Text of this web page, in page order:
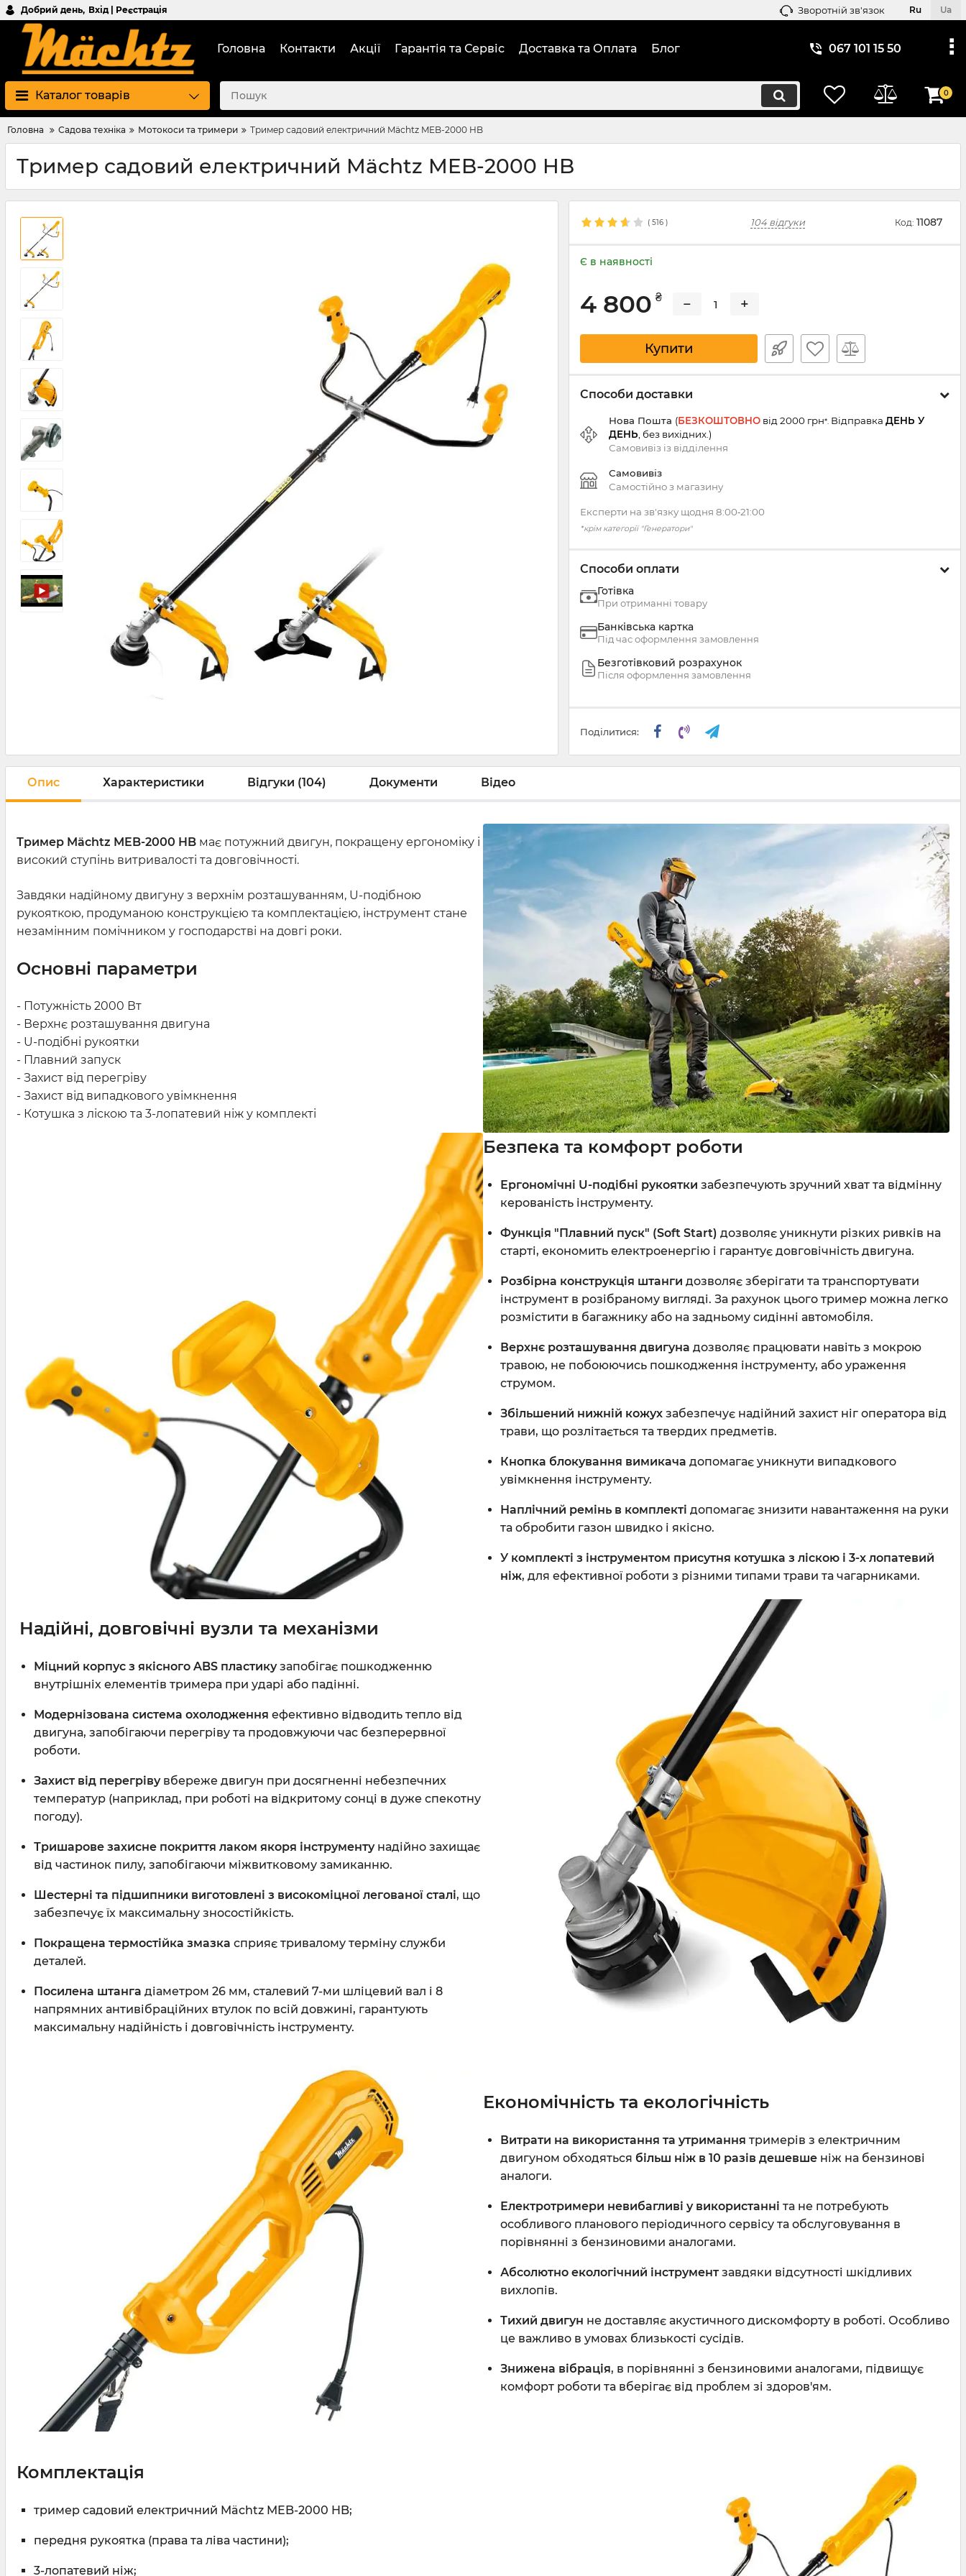
Добрий день, Вхід | Реєстрація Зворотній зв'язок Ru Ua
Головна Контакти Акції Гарантія та Сервіс Доставка та Оплата Блог 067 101 15 50
Каталог товарів 0
Головна Садова техніка Мотокоси та тримери Тример садовий електричний Mächtz MEB-2000 HB
Тример садовий електричний Mächtz MEB-2000 HB
( 516 ) 104 відгуки Код: 11087
Є в наявності
4 800 ₴ − +
Купити
Способи доставки
Нова Пошта (БЕЗКОШТОВНО від 2000 грн*. Відправка ДЕНЬ У
ДЕНЬ , без вихідних.)
Самовивіз із відділення
Самовивіз
Самостійно з магазину
Експерти на зв'язку щодня 8:00‑21:00
*крім категорії "Генератори"
Способи оплати
Готівка
При отриманні товару
Банківська картка
Під час оформлення замовлення
Безготівковий розрахунок
Після оформлення замовлення
Поділитися:
Опис Характеристики Відгуки (104) Документи Відео
Тример Mächtz MEB-2000 HB має потужний двигун, покращену ергономіку і
високий ступінь витривалості та довговічності.
Завдяки надійному двигуну з верхнім розташуванням, U-подібною
рукояткою, продуманою конструкцією та комплектацією, інструмент стане
незамінним помічником у господарстві на довгі роки.
Основні параметри
- Потужність 2000 Вт
- Верхнє розташування двигуна
- U-подібні рукоятки
- Плавний запуск
- Захист від перегріву
- Захист від випадкового увімкнення
- Котушка з ліскою та 3-лопатевий ніж у комплекті
Безпека та комфорт роботи
Ергономічні U-подібні рукоятки забезпечують зручний хват та відмінну
керованість інструменту.
Функція "Плавний пуск" (Soft Start) дозволяє уникнути різких ривків на
старті, економить електроенергію і гарантує довговічність двигуна.
Розбірна конструкція штанги дозволяє зберігати та транспортувати
інструмент в розібраному вигляді. За рахунок цього тример можна легко
розмістити в багажнику або на задньому сидінні автомобіля.
Верхнє розташування двигуна дозволяє працювати навіть з мокрою
травою, не побоюючись пошкодження інструменту, або ураження
струмом.
Збільшений нижній кожух забезпечує надійний захист ніг оператора від
трави, що розлітається та твердих предметів.
Кнопка блокування вимикача допомагає уникнути випадкового
увімкнення інструменту.
Наплічний ремінь в комплекті допомагає знизити навантаження на руки
та обробити газон швидко і якісно.
У комплекті з інструментом присутня котушка з ліскою і 3-х лопатевий
ніж, для ефективної роботи з різними типами трави та чагарниками.
Надійні, довговічні вузли та механізми
Міцний корпус з якісного ABS пластикузапобігає пошкодженню
внутрішніх елементів тримера при ударі або падінні.
Модернізована система охолодження ефективно відводить тепло від
двигуна, запобігаючи перегріву та продовжуючи час безперервної
роботи.
Захист від перегріву вбереже двигун при досягненні небезпечних
температур (наприклад, при роботі на відкритому сонці в дуже спекотну
погоду).
Тришарове захисне покриття лаком якоря інструментунадійно захищає
від частинок пилу, запобігаючи міжвитковому замиканню.
Шестерні та підшипники виготовлені з високоміцної легованої сталі, що
забезпечує їх максимальну зносостійкість.
Покращена термостійка змазка сприяє тривалому терміну служби
деталей.
Посилена штанга діаметром 26 мм, сталевий 7-ми шліцевий вал і 8
напрямних антивібраційних втулок по всій довжині, гарантують
максимальну надійність і довговічність інструменту.
Економічність та екологічність
Витрати на використання та утримання тримерів з електричним
двигуном обходяться більш ніж в 10 разів дешевше ніж на бензинові
аналоги.
Електротримери невибагливі у використанні та не потребують
особливого планового періодичного сервісу та обслуговування в
порівнянні з бензиновими аналогами.
Абсолютно екологічний інструментзавдяки відсутності шкідливих
вихлопів.
Тихий двигун не доставляє акустичного дискомфорту в роботі. Особливо
це важливо в умовах близькості сусідів.
Знижена вібрація, в порівнянні з бензиновими аналогами, підвищує
комфорт роботи та вберігає від проблем зі здоров'ям.
Комплектація
тример садовий електричний Mächtz MEB-2000 HB;
передня рукоятка (права та ліва частини);
3-лопатевий ніж;